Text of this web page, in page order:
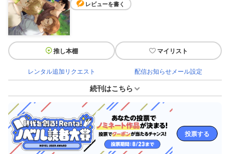
レビューを書く
推し本棚 マイリスト
レンタル追加リクエスト 配信お知らせメール設定
続刊はこちら
投票する